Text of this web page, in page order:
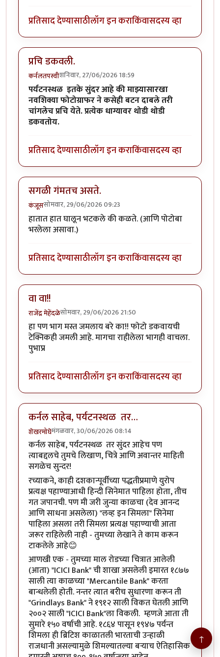
प्रतिसाद देण्यासाठीलॉग इन कराकिंवासदस्य व्हा
प्रचि डकवली.
कर्नलतपस्वीशनिवार, 27/06/2026 18:59
पर्यटनस्थळ इतके सुंदर आहे की माझ्यासारखा
नवशिक्या फोटोग्राफर ने कसेही बटन दाबले तरी
चांगलेच प्रचि येते. प्रत्येक धाग्यावर थोडी थोडी
डकवतोय.
प्रतिसाद देण्यासाठीलॉग इन कराकिंवासदस्य व्हा
सगळी गंमतच असते.
कंजूससोमवार, 29/06/2026 09:23
हातात हात घालून भटकले की कळते. (आणि पोटोबा
भरलेला असावा.)
प्रतिसाद देण्यासाठीलॉग इन कराकिंवासदस्य व्हा
वा वा!!
राजेंद्र मेहेंदळेसोमवार, 29/06/2026 21:50
हा पण भाग मस्त जमलाय बरे का!! फोटो डकवायची
टेक्निकही जमली आहे. मागचा राहीलेला भागही वाचला.
पुभाप्र
प्रतिसाद देण्यासाठीलॉग इन कराकिंवासदस्य व्हा
कर्नल साहेब, पर्यटनस्थळ तर…
शेखरमोघेमंगळवार, 30/06/2026 08:14
कर्नल साहेब, पर्यटनस्थळ तर सुंदर आहेच पण
त्याबद्दलचे तुमचे लिखाण, चित्रे आणि अवान्तर माहिती
सगळेच सुन्दर!
रच्याकने, काही दशकान्पूर्वीच्या पद्धतीप्रमाणे युरोप
प्रत्यक्ष पहाण्याआधी हिन्दी सिनेमात पाहिला होता, तीच
गत जपानची. पण मी जरी जुन्या काळचा (देव आनन्द
आणि साधना असलेला) "लव्ह इन सिमला" सिनेमा
पाहिला असला तरी सिमला प्रत्यक्ष पहाण्याची आता
जरूर राहिलेली नाही - तुमच्या लेखाने ते काम करून
टाकलेले आहे😊
आणखी एक - तुमच्या माल रोडच्या चित्रात आलेली
(आता) "ICICI Bank" ची शाखा असलेली इमारत १८७७
साली त्या काळच्या "Mercantile Bank" करता
बान्धलेली होती. नन्तर त्यात बरीच सुधारणा करून ती
"Grindlays Bank" ने १९१२ साली विकत घेतली आणि
२००२ साली "ICICI Bank"ला विकली. म्हणजे आता ती
सुमारे १५० वर्षाची आहे. १८६४ पासून १९४७ पर्यन्त
शिमला ही ब्रिटिश काळातली भारताची उन्हाळी
राजधानी असल्यामुळे शिमल्यातल्या बऱ्याच ऐतिहासिक
↑